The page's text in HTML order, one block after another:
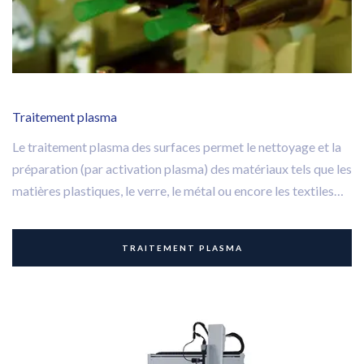
Traitement plasma
Le traitement plasma des surfaces permet le nettoyage et la
préparation (par activation plasma) des matériaux tels que les
matières plastiques, le verre, le métal ou encore les textiles
TRAITEMENT PLASMA